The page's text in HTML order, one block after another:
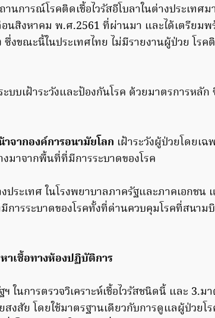
การณ์โรคติดเชื้อไวรัสอีโบลาในต่างประเทศม
นสิงหาคม พ.ศ.2561 ที่ผ่านมา และได้เตรียมพ
งขณะนี้ในประเทศไทย ไม่มีรายงานผู้ป่วย โรคติ
บบเฝ้าระวังและป้องกันโรค ด้วยมาตรการหลัก
ากองค์การอนามัยโลก เฝ้าระวังผู้ป่วยโดยเ
มาจากพื้นที่ที่มีการระบาดของโรค
ระเทศ ในโรงพยาบาลภาครัฐและภาคเอกชน
การระบาดของโรคทั้งที่ด่านควบคุมโรคที่สนาม
าเชื้อทางห้องปฏิบัติการ
ในการตรวจวิเคราะห์เชื้อไวรัสชนิดนี้ และ 3.ม
งสัย โดยใช้มาตรฐานเดียวกับการดูแลผู้ป่วย